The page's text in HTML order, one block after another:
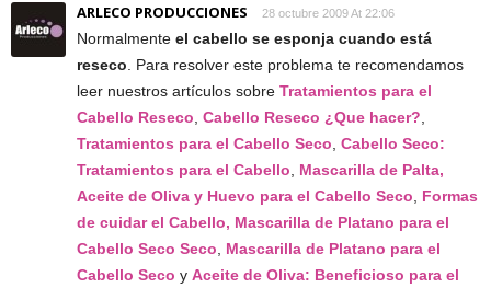
ARLECO PRODUCCIONES 28 octubre 2009 At 22:06
Normalmente el cabello se esponja cuando está
reseco . Para resolver este problema te recomendamos
leer nuestros artículos sobre Tratamientos para el
Cabello Reseco Cabello Reseco ¿Que hacer?
Tratamientos para el Cabello Seco Cabello Seco:
Tratamientos para el Cabello
Mascarilla de Palta,
Aceite de Oliva y Huevo para el Cabello Seco
Formas
de cuidar el Cabello, Mascarilla de Platano para el
Cabello Seco Seco
Mascarilla de Platano para el
Cabello Seco y Aceite de Oliva: Beneficioso para el